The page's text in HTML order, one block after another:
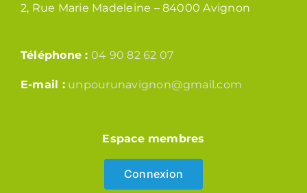
2, Rue Marie Madeleine – 84000 Avignon
Téléphone : 04 90 82 62 07
E-mail : unpourunavignon@gmail.com
Espace membres
Connexion